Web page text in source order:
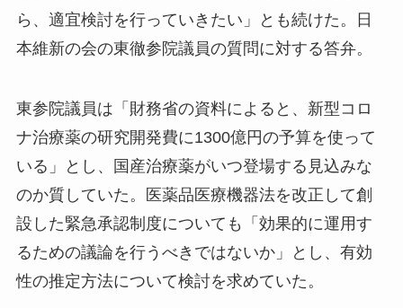
ら、適宜検討を行っていきたい」とも続けた。日
本維新の会の東徹参院議員の質問に対する答弁。
東参院議員は「財務省の資料によると、新型コロ
ナ治療薬の研究開発費に1300億円の予算を使って
いる」とし、国産治療薬がいつ登場する見込みな
のか質していた。医薬品医療機器法を改正して創
設した緊急承認制度についても「効果的に運用す
るための議論を行うべきではないか」とし、有効
性の推定方法について検討を求めていた。